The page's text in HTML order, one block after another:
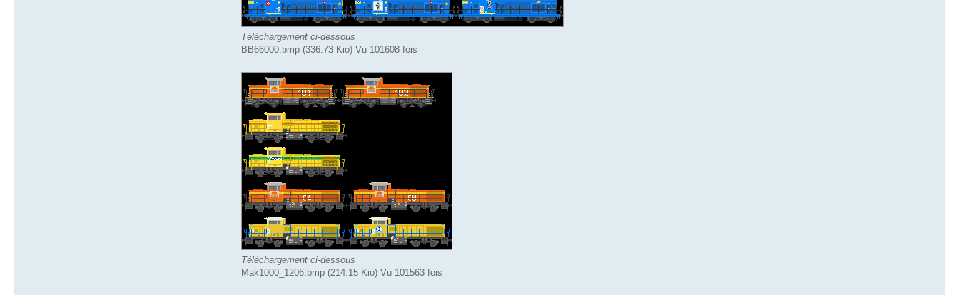
Téléchargement ci-dessous
BB66000.bmp (336.73 Kio) Vu 101608 fois
Téléchargement ci-dessous
Mak1000_1206.bmp (214.15 Kio) Vu 101563 fois